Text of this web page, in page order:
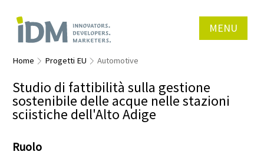
MENU
Home Progetti EU Automotive
Studio di fattibilità sulla gestione
sostenibile delle acque nelle stazioni
sciistiche dell'Alto Adige
Ruolo